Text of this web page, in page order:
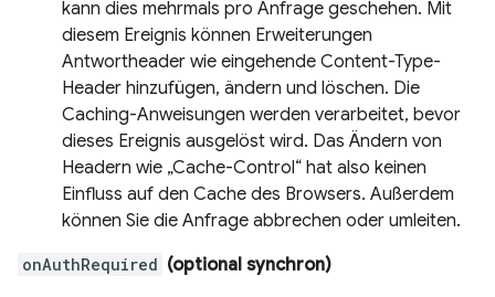
kann dies mehrmals pro Anfrage geschehen. Mit
diesem Ereignis können Erweiterungen
Antwortheader wie eingehende Content-Type-
Header hinzufügen, ändern und löschen. Die
Caching-Anweisungen werden verarbeitet, bevor
dieses Ereignis ausgelöst wird. Das Ändern von
Headern wie „Cache-Control“ hat also keinen
Einfluss auf den Cache des Browsers. Außerdem
können Sie die Anfrage abbrechen oder umleiten.
onAuthRequired (optional synchron)